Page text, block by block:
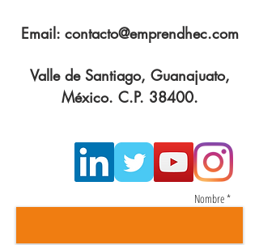
Email: contacto@emprendhec.com
Valle de Santiago, Guanajuato,
México. C.P. 38400.
Nombre *